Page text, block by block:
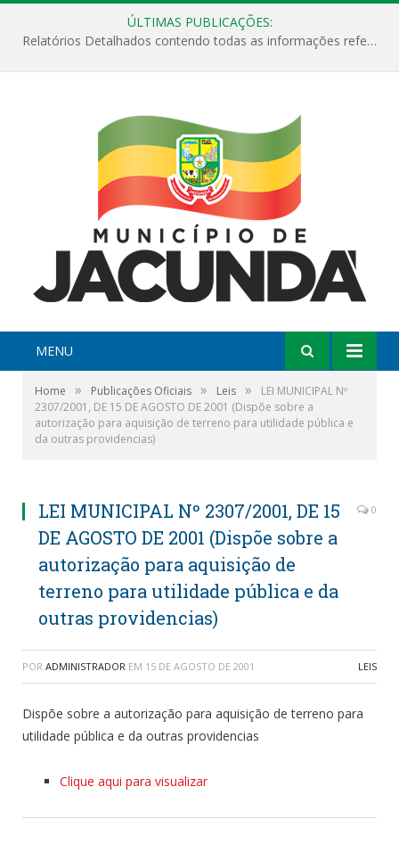
ÚLTIMAS PUBLICAÇÕES:
Relatórios Detalhados contendo todas as informações referentes a execução de recursos destinados ao fomento de projetos culturais no Município de Jacundá entre os anos de 2022 ao presente ano de 2026.
MENU
Home » Publicações Oficiais » Leis »
LEI MUNICIPAL Nº
2307/2001, DE 15 DE AGOSTO DE 2001 (Dispõe sobre a
autorização para aquisição de terreno para utilidade pública e
da outras providencias)
LEI MUNICIPAL Nº 2307/2001, DE 15
DE AGOSTO DE 2001 (Dispõe sobre a
autorização para aquisição de
terreno para utilidade pública e da
outras providencias)
0
POR ADMINISTRADOR EM 15 DE AGOSTO DE 2001 LEIS
Dispõe sobre a autorização para aquisição de terreno para
utilidade pública e da outras providencias
Clique aqui para visualizar